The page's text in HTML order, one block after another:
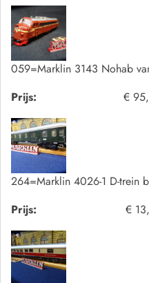
059=Marklin 3143 Nohab
Prijs:
€
264=Marklin 4026-1 D-trein
Prijs:
€